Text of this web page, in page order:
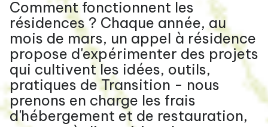
Comment fonctionnent les
résidences ? Chaque année, au
mois de mars, un appel à résidence
propose d'expérimenter des projets
qui cultivent les idées, outils,
pratiques de Transition - nous
prenons en charge les frais
d'hébergement et de restauration,